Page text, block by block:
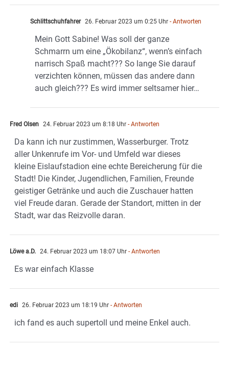
Schlittschuhfahrer 26. Februar 2023 um 0:25 Uhr - Antworten
Mein Gott Sabine! Was soll der ganze
Schmarrn um eine „Ökobilanz“, wenn’s einfach
narrisch Spaß macht??? So lange Sie darauf
verzichten können, müssen das andere dann
auch gleich??? Es wird immer seltsamer hier…
Fred Olsen 24. Februar 2023 um 8:18 Uhr - Antworten
Da kann ich nur zustimmen, Wasserburger. Trotz
aller Unkenrufe im Vor- und Umfeld war dieses
kleine Eislaufstadion eine echte Bereicherung für die
Stadt! Die Kinder, Jugendlichen, Familien, Freunde
geistiger Getränke und auch die Zuschauer hatten
viel Freude daran. Gerade der Standort, mitten in der
Stadt, war das Reizvolle daran.
Löwe a.D. 24. Februar 2023 um 18:07 Uhr - Antworten
Es war einfach Klasse
edi 26. Februar 2023 um 18:19 Uhr - Antworten
ich fand es auch supertoll und meine Enkel auch.